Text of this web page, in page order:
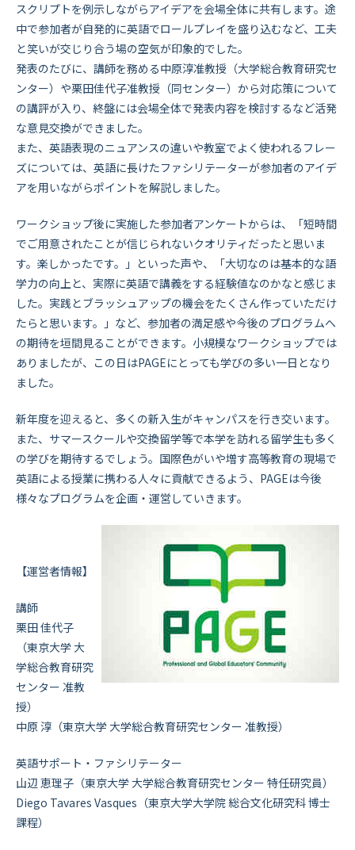
スクリプトを例示しながらアイデアを会場全体に共有します。途
中で参加者が自発的に英語でロールプレイを盛り込むなど、工夫
と笑いが交じり合う場の空気が印象的でした。
発表のたびに、講師を務める中原淳准教授（大学総合教育研究セ
ンター）や栗田佳代子准教授（同センター）から対応策について
の講評が入り、終盤には会場全体で発表内容を検討するなど活発
な意見交換ができました。
また、英語表現のニュアンスの違いや教室でよく使われるフレー
ズについては、英語に長けたファシリテーターが参加者のアイデ
アを用いながらポイントを解説しました。
ワークショップ後に実施した参加者アンケートからは、「短時間
でご用意されたことが信じられないクオリティだったと思いま
す。楽しかったです。」といった声や、「大切なのは基本的な語
学力の向上と、実際に英語で講義をする経験値なのかなと感じま
した。実践とブラッシュアップの機会をたくさん作っていただけ
たらと思います。」など、参加者の満足感や今後のプログラムへ
の期待を垣間見ることができます。小規模なワークショップでは
ありましたが、この日はPAGEにとっても学びの多い一日となり
ました。
新年度を迎えると、多くの新入生がキャンパスを行き交います。
また、サマースクールや交換留学等で本学を訪れる留学生も多く
の学びを期待するでしょう。国際色がいや増す高等教育の現場で
英語による授業に携わる人々に貢献できるよう、PAGEは今後
様々なプログラムを企画・運営していきます。
【運営者情報】
講師
栗田 佳代子
（東京大学 大
学総合教育研究
センター 准教
授）
中原 淳（東京大学 大学総合教育研究センター 准教授）
英語サポート・ファシリテーター
山辺 恵理子（東京大学 大学総合教育研究センター 特任研究員）
Diego Tavares Vasques（東京大学大学院 総合文化研究科 博士
課程）